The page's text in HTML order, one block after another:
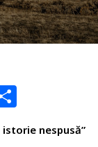
m ar
tanespusă”